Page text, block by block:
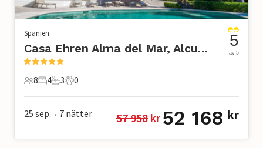
Spanien
Casa Ehren Alma del Mar, Alcudia
8 Gäster
8
4 Sovrum
4
3 Badrum
3
0 Husdjur
0
5
av 5
25 sep. • 7 nätter 57 958 kr 52 168 kr